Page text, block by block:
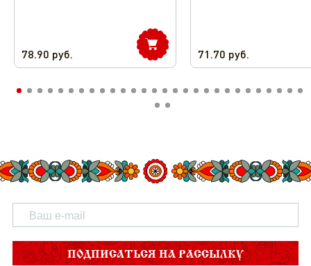
78.90 руб. 71.70 руб.
ПОДПИСАТЬСЯ НА РАССЫЛКУ